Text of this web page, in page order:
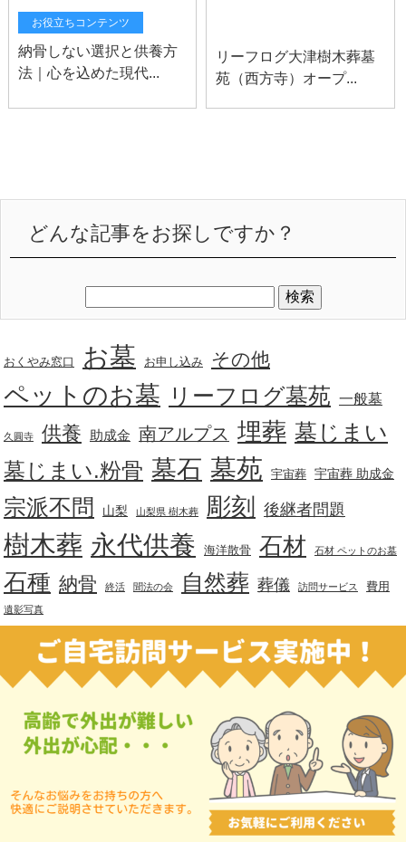
お役立ちコンテンツ
納骨しない選択と供養方
法｜心を込めた現代...
リーフログ大津樹木葬墓
苑（西方寺）オープ...
どんな記事をお探しですか？
おくやみ窓口 お墓 お申し込み その他
ペットのお墓 リーフログ墓苑 一般墓
久圓寺 供養 助成金 南アルプス 埋葬 墓じまい
墓じまい.粉骨 墓石 墓苑 宇宙葬 宇宙葬 助成金
宗派不問 山梨 山梨県 樹木葬 彫刻 後継者問題
樹木葬 永代供養 海洋散骨 石材 石材 ペットのお墓
石種 納骨 終活 聞法の会 自然葬 葬儀 訪問サービス 費用
遺影写真